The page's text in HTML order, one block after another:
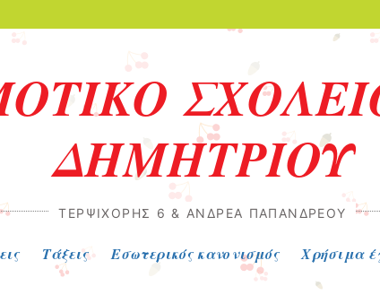
ΔΗΜΗΤΡΙΟΥ
ΤΕΡΨΙΧΌΡΗΣ 6 & ΑΝΔΡΈΑ ΠΑΠΑΝΔΡΈΟΥ
Τάξεις Εσωτερικός κανονισμός Χρήσιμα